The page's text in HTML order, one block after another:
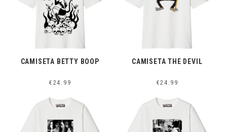
CAMISETA BETTY BOOP
€ 24.99
CAMISETA THE DEVIL
€24.99